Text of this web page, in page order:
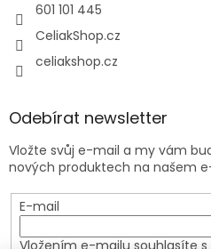
601 101 445
CeliakShop.cz
celiakshop.cz
Odebírat newsletter
Vložte svůj e-mail a my vám
nových produktech na našem
E-mail